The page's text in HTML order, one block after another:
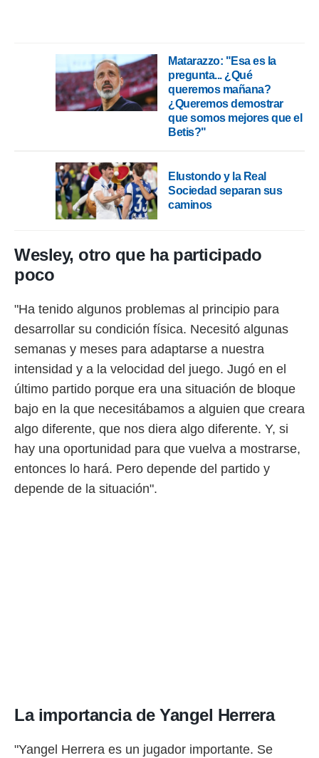
Matarazzo: " Esa es la
pregunta... ¿Qué
queremos mañana?
¿Queremos demostrar
que somos mejores que el
Betis?"
Elustondo y la Real
Sociedad separan sus
caminos
Wesley, otro que ha participado
poco
"Ha tenido algunos problemas al principio para
desarrollar su condición física. Necesitó algunas
semanas y meses para adaptarse a nuestra
intensidad y a la velocidad del juego. Jugó en el
último partido porque era una situación de bloque
bajo en la que necesitábamos a alguien que creara
algo diferente, que nos diera algo diferente. Y, si
hay una oportunidad para que vuelva a mostrarse,
entonces lo hará. Pero depende del partido y
depende de la situación".
La importancia de Yangel Herrera
"Yangel Herrera es un jugador importante. Se